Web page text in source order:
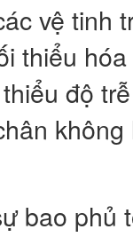
vệ tinh
thiểu
độ
bao phủ